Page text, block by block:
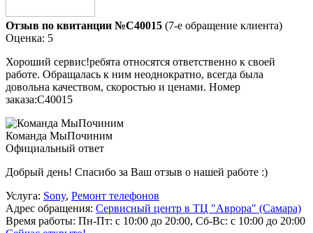
Отзыв по квитанции №C40015 (7-е обращение клиента)
Оценка: 5
Хороший сервис!ребята относятся ответственно к своей
работе. Обращалась к ним неоднократно, всегда была
довольна качеством, скоростью и ценами. Номер
заказа:C40015
Команда МыПочиним
Официальный ответ
Добрый день! Спасибо за Ваш отзыв о нашей работе :)
Услуга: Sony, Ремонт телефонов
Адрес обращения: Сервисный центр в ТЦ "Аврора" (Самара)
Время работы: Пн-Пт: с 10:00 до 20:00, Сб-Вс: с 10:00 до 20:00